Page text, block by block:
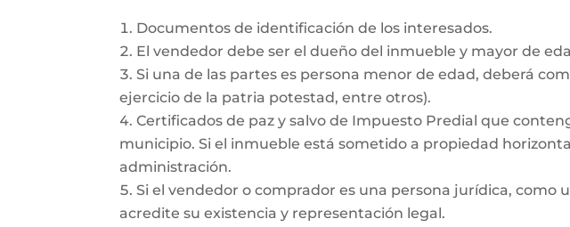
Documentos de identificación de los interesados.
El vendedor debe ser el dueño del inmueble y mayor de
Si una de las partes es persona menor de edad, deberá
ejercicio de la patria potestad, entre otros).
Certificados de paz y salvo de Impuesto Predial que
municipio. Si el inmueble está sometido a propiedad
administración.
Si el vendedor o comprador es una persona jurídica,
acredite su existencia y representación legal.